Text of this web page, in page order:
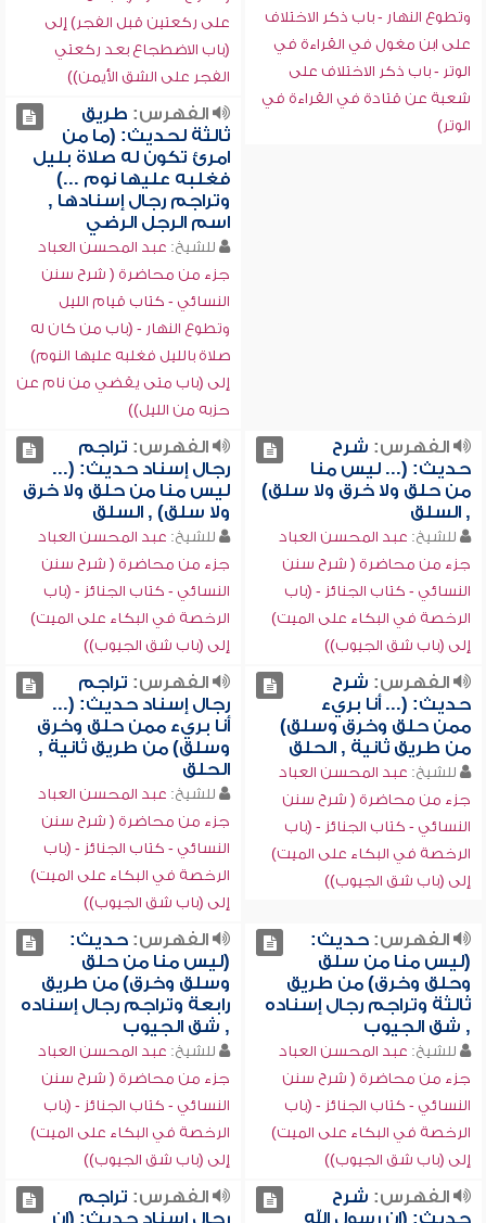
وتطوع النهار - باب ذكر الاختلاف
على ابن مغول في القراءة في
الوتر - باب ذكر الاختلاف على
شعبة عن قتادة في القراءة في
الوتر)
على ركعتين قبل الفجر) إلى
(باب الاضطجاع بعد ركعتي
الفجر على الشق الأيمن))
الفهرس: طريق
ثالثة لحديث: (ما من
امرئ تكون له صلاة بليل
فغلبه عليها نوم ...)
وتراجم رجال إسنادها ,
اسم الرجل الرضي
للشيخ: عبد المحسن العباد
جزء من محاضرة ( شرح سنن
النسائي - كتاب قيام الليل
وتطوع النهار - (باب من كان له
صلاة بالليل فغلبه عليها النوم)
إلى (باب متى يقضي من نام عن
حزبه من الليل))
الفهرس: شرح
حديث: (... ليس منا
من حلق ولا خرق ولا سلق)
, السلق
للشيخ: عبد المحسن العباد
جزء من محاضرة ( شرح سنن
النسائي - كتاب الجنائز - (باب
الرخصة في البكاء على الميت)
إلى (باب شق الجيوب))
الفهرس: تراجم
رجال إسناد حديث: (...
ليس منا من حلق ولا خرق
ولا سلق) , السلق
للشيخ: عبد المحسن العباد
جزء من محاضرة ( شرح سنن
النسائي - كتاب الجنائز - (باب
الرخصة في البكاء على الميت)
إلى (باب شق الجيوب))
الفهرس: شرح
حديث: (... أنا بريء
ممن حلق وخرق وسلق)
من طريق ثانية , الحلق
للشيخ: عبد المحسن العباد
جزء من محاضرة ( شرح سنن
النسائي - كتاب الجنائز - (باب
الرخصة في البكاء على الميت)
إلى (باب شق الجيوب))
الفهرس: تراجم
رجال إسناد حديث: (...
أنا بريء ممن حلق وخرق
وسلق) من طريق ثانية ,
الحلق
للشيخ: عبد المحسن العباد
جزء من محاضرة ( شرح سنن
النسائي - كتاب الجنائز - (باب
الرخصة في البكاء على الميت)
إلى (باب شق الجيوب))
الفهرس:حديث:
(ليس منا من سلق
وحلق وخرق) من طريق
ثالثة وتراجم رجال إسناده
, شق الجيوب
للشيخ: عبد المحسن العباد
جزء من محاضرة ( شرح سنن
النسائي - كتاب الجنائز - (باب
الرخصة في البكاء على الميت)
إلى (باب شق الجيوب))
الفهرس:حديث:
(ليس منا من حلق
وسلق وخرق) من طريق
رابعة وتراجم رجال إسناده
, شق الجيوب
للشيخ: عبد المحسن العباد
جزء من محاضرة ( شرح سنن
النسائي - كتاب الجنائز - (باب
الرخصة في البكاء على الميت)
إلى (باب شق الجيوب))
الفهرس: شرح
حديث: (إن رسول الله
الفهرس: تراجم
رجال إسناد حديث: (إن